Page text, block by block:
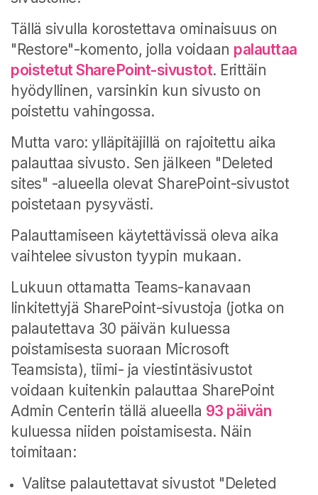
Tällä sivulla korostettava ominaisuus on
"Restore"-komento, jolla voidaan palauttaa
poistetut SharePoint-sivustot. Erittäin
hyödyllinen, varsinkin kun sivusto on
poistettu vahingossa.
Mutta varo: ylläpitäjillä on rajoitettu aika
palauttaa sivusto. Sen jälkeen "Deleted
sites" -alueella olevat SharePoint-sivustot
poistetaan pysyvästi.
Palauttamiseen käytettävissä oleva aika
vaihtelee sivuston tyypin mukaan.
Lukuun ottamatta Teams-kanavaan
linkitettyjä SharePoint-sivustoja (jotka on
palautettava 30 päivän kuluessa
poistamisesta suoraan Microsoft
Teamsista), tiimi- ja viestintäsivustot
voidaan kuitenkin palauttaa SharePoint
Admin Centerin tällä alueella 93 päivän
kuluessa niiden poistamisesta. Näin
toimitaan:
Valitse palautettavat sivustot "Deleted